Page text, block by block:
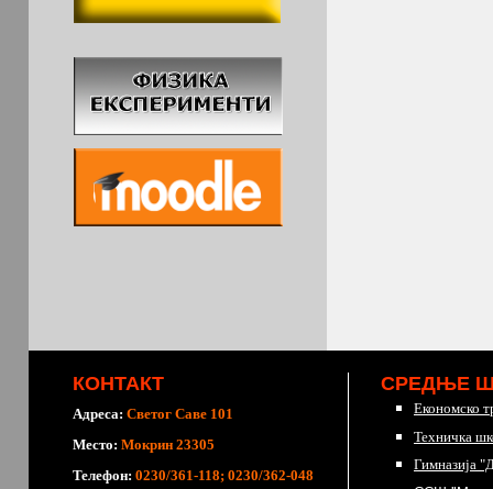
КОНТАКТ
Адреса: Светог Саве 101
Место: Мокрин 23305
Телефон: 0230/361-118; 0230/362-048
СРЕДЊЕ
Економско
Техничка
Гимназија